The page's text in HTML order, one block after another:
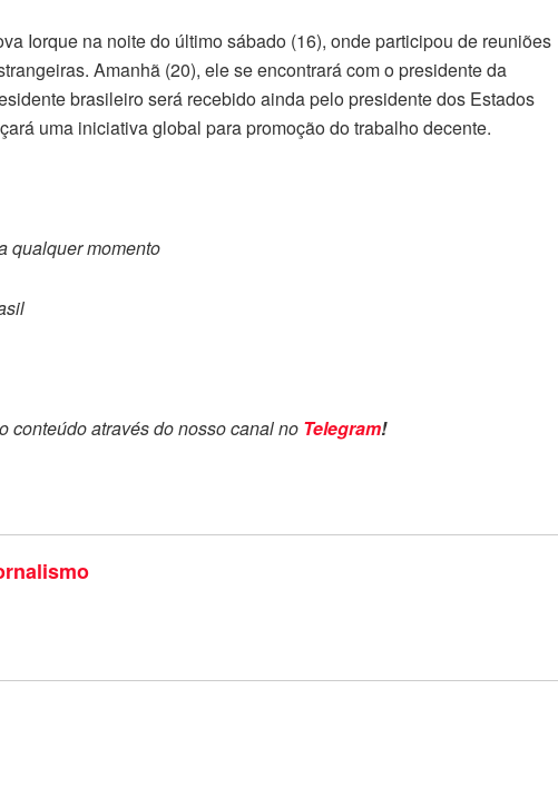
Iorque na noite do último sábado (16), onde participou de reuniões
Amanhã (20), ele se encontrará com o presidente da
brasileiro será recebido ainda pelo presidente dos Estados
uma iniciativa global para promoção do trabalho decente.
qualquer momento
conteúdo através do nosso canal no Telegram!